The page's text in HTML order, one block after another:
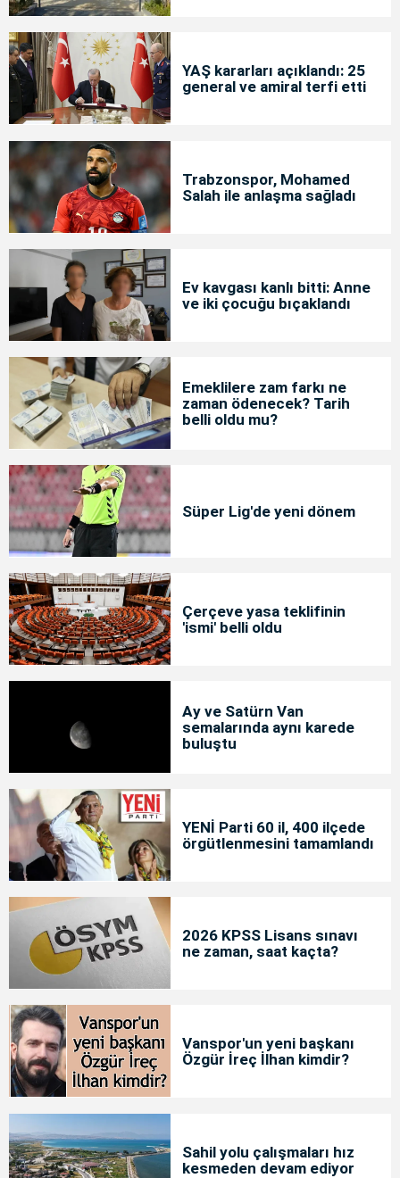
YAŞ kararları açıklandı: 25
general ve amiral terfi etti
Trabzonspor, Mohamed
Salah ile anlaşma sağladı
Ev kavgası kanlı bitti: Anne
ve iki çocuğu bıçaklandı
Emeklilere zam farkı ne
zaman ödenecek? Tarih
belli oldu mu?
Süper Lig'de yeni dönem
Çerçeve yasa teklifinin
'ismi' belli oldu
Ay ve Satürn Van
semalarında aynı karede
buluştu
YENİ Parti 60 il, 400 ilçede
örgütlenmesini tamamlandı
2026 KPSS Lisans sınavı
ne zaman, saat kaçta?
Vanspor'un yeni başkanı
Özgür İreç İlhan kimdir?
Sahil yolu çalışmaları hız
kesmeden devam ediyor